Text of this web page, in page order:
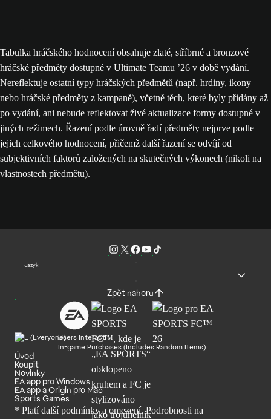
Tabulka hráčského hodnocení obsahuje zlaté, stříbrné a bronzové
hráčské předměty dostupné v Ultimate Teamu ’26 v době vydání.
Nereflektuje ostatní typy hráčských předmětů (např. hrdiny, ikony
nebo hráčské předměty z kampaně), včetně těch, které byly přidány až
po vydání, ani nebude reflektovat živé aktualizace formy dostupné v
jiných režimech. Řazení podle úrovně řadí předměty nejprve podle
jejich celkového hodnocení, přičemž další řazení se odvíjí od
subjektivních faktorů založených na skutečných výkonech (nikoli na
vlastnostech předmětu).
Jazyk
Zpět nahoru
Users Interact
In-game Purchases (Includes Random Items)
Úvod
Koupit
Novinky
EA app pro Windows
EA app a Origin pro Mac
Sports Games
* Platí další podmínky a omezení. Podrobnosti na